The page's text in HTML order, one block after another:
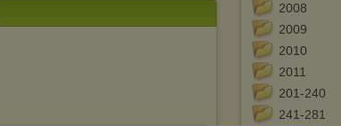
2008
2009
2010
2011
201-240
241-281